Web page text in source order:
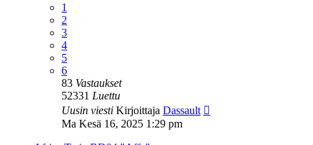
1
2
3
4
5
6
83 Vastaukset
52331 Luettu
Uusin viesti Kirjoittaja Dassault
Ma Kesä 16, 2025 1:29 pm